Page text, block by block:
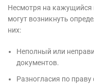
Несмотря на кажущийся
могут возникнуть
них:
Неполный или
документов.
Разногласия по